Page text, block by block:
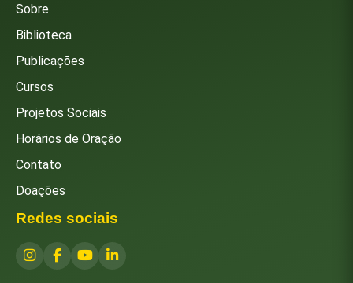
Sobre
Biblioteca
Publicações
Cursos
Projetos Sociais
Horários de Oração
Contato
Doações
Redes sociais